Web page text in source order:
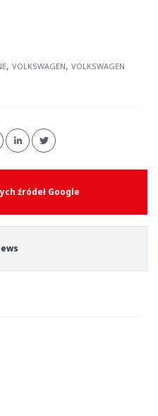
, VOLKSWAGEN, VOLKSWAGEN
źródeł Google